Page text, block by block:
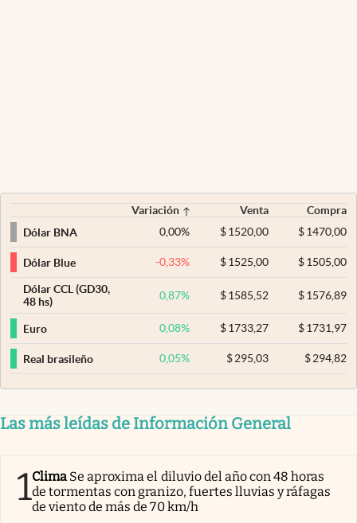
Variación Venta
Compra
Dólar BNA
0,00% $ 1520,00 $1470,00
Dólar Blue -0,33% $ 1525,00 $1505,00
Dólar CCL (GD30,
48 hs)
0,87% $ 1585,52 $1576,89
Euro 0,08% $ 1733,27 $1731,97
Real brasileño 0,05% $295,03 $294,82
Las más leídas de Información General
1Clima Se aproxima el diluvio del año con 48 horas
de tormentas con granizo, fuertes lluvias y ráfagas
de viento de más de 70 km/h